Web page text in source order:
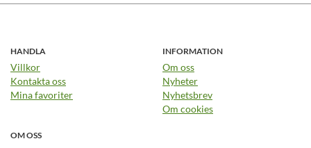
HANDLA
Villkor
Kontakta oss
Mina favoriter
INFORMATION
Om oss
Nyheter
Nyhetsbrev
Om cookies
OM OSS